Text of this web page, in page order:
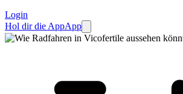
Login
Hol dir die AppApp